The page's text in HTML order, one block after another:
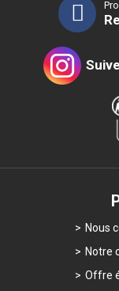
Nous
Notre
Offre